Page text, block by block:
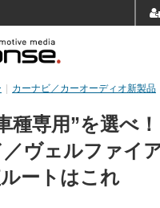
種専用”を選べ
ヴェルファイ
ートはこれ
カーナビ／カーオーディオ新製品